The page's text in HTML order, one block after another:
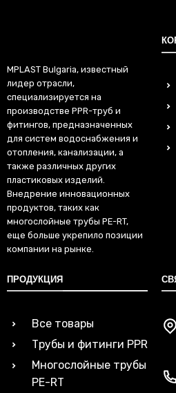
MPLAST Bulgaria, известный
лидер отрасли,
специализируется на
производстве PPR-труб и
фитингов, предназначенных
для систем водоснабжения и
отопления, канализации, а
также различных других
пластиковых изделий.
Внедрение инновационных
продуктов, таких как
многослойные трубы PE-RT,
еще больше укрепило позиции
компании на рынке.
ПРОДУКЦИЯ
Все товары
Трубы и фитинги PPR
Многослойные трубы
PE-RT